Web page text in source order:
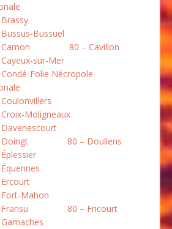
Bussuel
80 – Cavillon
sur-Mer
Folie Nécropole
Moligneaux
Doingt
80 – Doullens
Mahon
80 – Fricourt